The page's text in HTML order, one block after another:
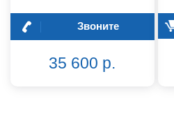
Звоните
35 600 р.